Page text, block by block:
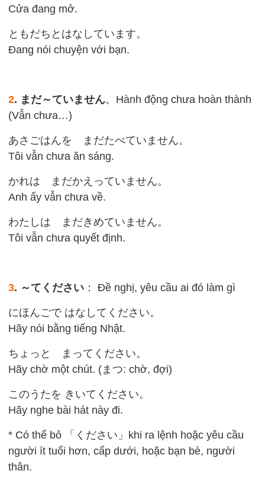
Cửa đang mở.
ともだちとはなしています。
Đang nói chuyện với bạn.
2. まだ～ていません。Hành động chưa hoàn thành
(Vẫn chưa…)
あさごはんを まだたべていません。
Tôi vẫn chưa ăn sáng.
かれは まだかえっていません。
Anh ấy vẫn chưa về.
わたしは まだきめていません。
Tôi vẫn chưa quyết định.
3. ～てください ： Đề nghị, yêu cầu ai đó làm gì
にほんごで はなしてください。
Hãy nói bằng tiếng Nhật.
ちょっと まってください。
Hãy chờ một chút. (まつ: chờ, đợi)
このうたを きいてください。
Hãy nghe bài hát này đi.
* Có thể bỏ 「ください」khi ra lệnh hoặc yêu cầu
người ít tuổi hơn, cấp dưới, hoặc bạn bè, người
thân.